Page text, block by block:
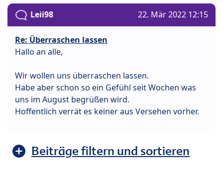
Leii98 22. Mär 2022 12:15
Re: Überraschen lassen
Hallo an alle,
Wir wollen uns überraschen lassen.
Habe aber schon so ein Gefühl seit Wochen was
uns im August begrüßen wird.
Hoffentlich verrät es keiner aus Versehen vorher.
Beiträge filtern und sortieren